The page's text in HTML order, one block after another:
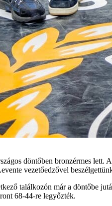
döntőben bronzérmes lett.
vezetőedzővel
találkozón már a döntőbe
68-44-re legyőzték.